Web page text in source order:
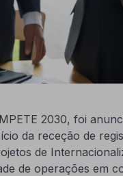
2030, foi
da receção de
de
de operações em